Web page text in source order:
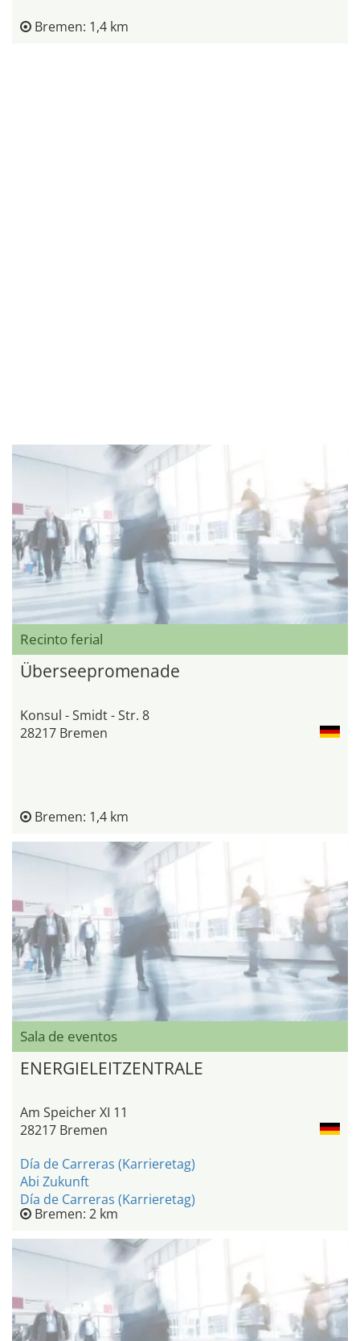
Bremen: 1,4 km
Recinto ferial
Überseepromenade
Konsul - Smidt - Str. 8
28217 Bremen
Bremen: 1,4 km
Sala de eventos
ENERGIELEITZENTRALE
Am Speicher XI 11
28217 Bremen
Día de Carreras (Karrieretag)
Abi Zukunft
Día de Carreras (Karrieretag)
Bremen: 2 km